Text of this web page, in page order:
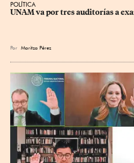
POLÍTICA
UNAM va por tres auditorías a
Por Maritza Pérez